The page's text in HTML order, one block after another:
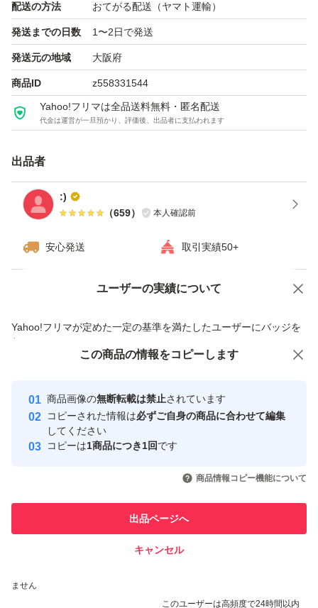
配送の方法 おてがる配送（ヤマト運輸）
発送までの日数 1〜2日で発送
発送元の地域 大阪府
商品ID z558331544
Yahoo!フリマは全品送料無料・匿名配送
代金は運営が一旦預かり、評価後、出品者に支払われます
出品者
:)
（659） 本人確認前
安心発送 取引実績50+
ユーザーの実績について
Yahoo!フリマが定めた一定の基準を満たしたユーザーにバッジを
付与しています
安心取引出品者
心・安全なユーザーです
取引実績
引を完了させた実績があります
での取引実績があります
ません
このユーザーは高頻度で24時間以内
価格の相談 商品への質問
この商品の情報をコピーします
商品画像の無断転載は禁止されています
コピーされた情報は必ずご自身の商品に合わせて編集
してください
コピーは1商品につき1回です
商品情報コピー機能について
出品ページへ
キャンセル
この商品をみている人にオススメ